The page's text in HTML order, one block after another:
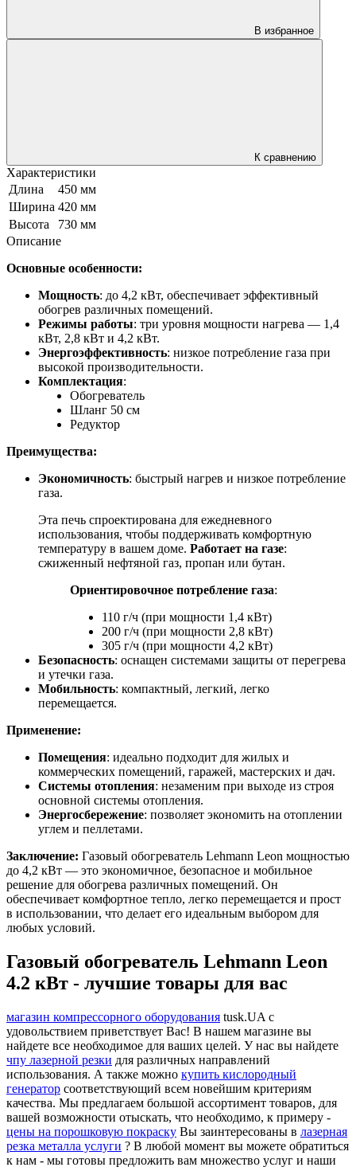
В избранное
К сравнению
Характеристики
Длина
450 мм
Ширина 420 мм
Высота
730 мм
Описание
Основные особенности:
Мощность: до 4,2 кВт, обеспечивает эффективный
обогрев различных помещений.
Режимы работы: три уровня мощности нагрева — 1,4
кВт, 2,8 кВт и 4,2 кВт.
Энергоэффективность: низкое потребление газа при
высокой производительности.
Комплектация:
Обогреватель
Шланг 50 см
Редуктор
Преимущества:
Экономичность: быстрый нагрев и низкое потребление
газа.
Эта печь спроектирована для ежедневного
использования, чтобы поддерживать комфортную
температуру в вашем доме. Работает на газе:
сжиженный нефтяной газ, пропан или бутан.
Ориентировочное потребление газа:
110 г/ч (при мощности 1,4 кВт)
200 г/ч (при мощности 2,8 кВт)
305 г/ч (при мощности 4,2 кВт)
Безопасность: оснащен системами защиты от перегрева
и утечки газа.
Мобильность: компактный, легкий, легко
перемещается.
Применение:
Помещения: идеально подходит для жилых и
коммерческих помещений, гаражей, мастерских и дач.
Системы отопления: незаменим при выходе из строя
основной системы отопления.
Энергосбережение: позволяет экономить на отоплении
углем и пеллетами.
Заключение: Газовый обогреватель Lehmann Leon мощностью
до 4,2 кВт — это экономичное, безопасное и мобильное
решение для обогрева различных помещений. Он
обеспечивает комфортное тепло, легко перемещается и прост
в использовании, что делает его идеальным выбором для
любых условий.
Газовый обогреватель Lehmann Leon
4.2 кВт - лучшие товары для вас
магазин компрессорного оборудования tusk.UA с
удовольствием приветствует Вас! В нашем магазине вы
найдете все необходимое для ваших целей. У нас вы найдете
чпу лазерной резки для различных направлений
использования. А также можно купить кислородный
генератор соответствующий всем новейшим критериям
качества. Мы предлагаем большой ассортимент товаров, для
вашей возможности отыскать, что необходимо, к примеру -
цены на порошковую покраску Вы заинтересованы в лазерная
резка металла услуги ? В любой момент вы можете обратиться
к нам - мы готовы предложить вам множество услуг и наши